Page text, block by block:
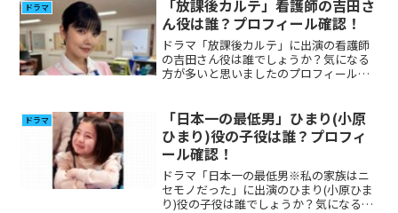
ドラマ
「放課後カルテ」看護師の吉田さ
ん役は誰？プロフィール確認！
ドラマ「放課後カルテ」に出演の看護師
の吉田さん役は誰でしょうか？気になる
方が多いと思いましたのプロフィール、
ドラマ
「日本一の最低男」ひまり(小原
ひまり)役の子役は誰？プロフィ
ール確認！
ドラマ「日本一の最低男※私の家族はニ
セモノだった」に出演のひまり(小原ひま
り)役の子役は誰でしょうか？気になる方